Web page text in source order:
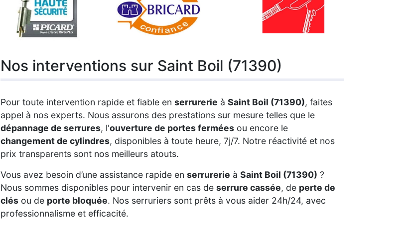
Nos interventions sur Saint Boil (71390)
Pour toute intervention rapide et fiable en serrurerie à Saint Boil (71390), faites
appel à nos experts. Nous assurons des prestations sur mesure telles que le
dépannage de serrures, l'ouverture de portes fermées ou encore le
changement de cylindres, disponibles à toute heure, 7j/7. Notre réactivité et nos
prix transparents sont nos meilleurs atouts.
Vous avez besoin d’une assistance rapide en serrurerie à Saint Boil (71390) ?
Nous sommes disponibles pour intervenir en cas de serrure cassée, de perte de
clés ou de porte bloquée. Nos serruriers sont prêts à vous aider 24h/24, avec
professionnalisme et efficacité.